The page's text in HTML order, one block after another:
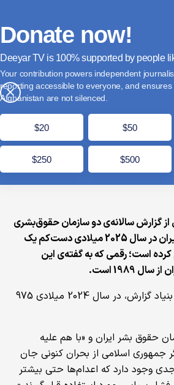
×
Donate now!
Deeyar TV is supported by people
Your contribution powers independent
reporting accessible to everyone, and
Afghanistan are not silenced.
$20 $50
$250 $500
ایران در سال گذشته بیش از
از گزارش سالانه‌ی دو سازمان حقوق‌بشری
نوشته است که دولت ایران در سال 2025 میلادی دست‌کم یک
اعدام کرده است؛ رقمی که به گفته‌ی این
1989 است.
این در حالی‌ست که بر بنیاد گزارش، در سال 2024 میلادی 975
حقوق بشر ایران و «با هم علیه
جمهوری اسلامی از بحران کنونی جان
وجود دارد که اعدام‌ها حتی بیشتر